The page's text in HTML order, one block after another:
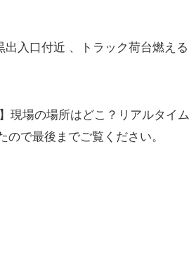
入口付近 、トラック荷台燃える
現場の場所はどこ？リアルタイム
で最後までご覧ください。